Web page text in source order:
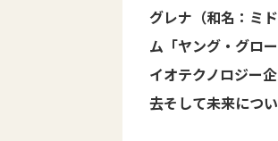
グレナ（和名：ミ
ム「ヤング・グロ
イオテクノロジー
去そして未来につ